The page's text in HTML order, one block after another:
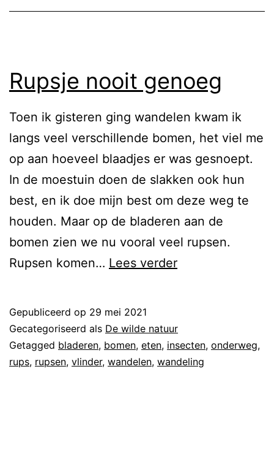
Rupsje nooit genoeg
Toen ik gisteren ging wandelen kwam ik
langs veel verschillende bomen, het viel me
op aan hoeveel blaadjes er was gesnoept.
In de moestuin doen de slakken ook hun
best, en ik doe mijn best om deze weg te
houden. Maar op de bladeren aan de
bomen zien we nu vooral veel rupsen.
Rupsen komen… Lees verder
Gepubliceerd op 29 mei 2021
Gecategoriseerd als De wilde natuur
Getagged bladeren, bomen, eten, insecten, onderweg,
rups, rupsen, vlinder, wandelen, wandeling